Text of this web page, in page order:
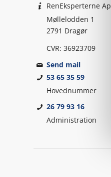
RenEksperterne ApS
Møllelodden 1
2791 Dragør
CVR: 36923709
Send mail
53 65 35 59
Hovednummer
26 79 93 16
Administration